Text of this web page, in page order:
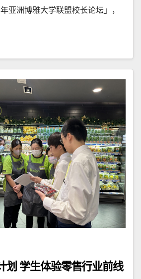
亚洲博雅大学联盟校长论坛」，
划 学生体验零售行业前线